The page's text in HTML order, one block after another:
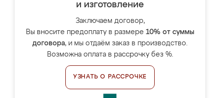
и изготовление
Заключаем договор,
Вы вносите предоплату в размере 10% от суммы
договора, и мы отдаём заказ в производство.
Возможна оплата в рассрочку без %.
УЗНАТЬ О РАССРОЧКЕ